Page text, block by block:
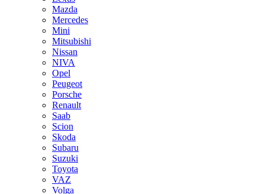
Mazda
Mercedes
Mini
Mitsubishi
Nissan
NIVA
Opel
Peugeot
Porsche
Renault
Saab
Scion
Skoda
Subaru
Suzuki
Toyota
VAZ
Volga